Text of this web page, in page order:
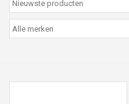
kaartjes
Cadeaubon